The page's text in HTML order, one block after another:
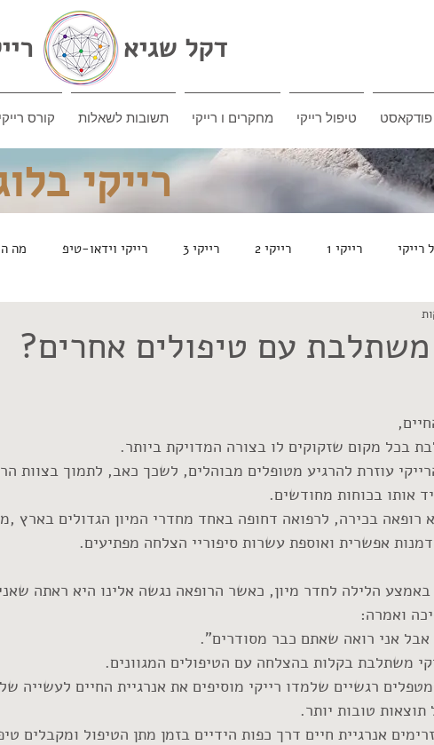
פודקאסט טיפול רייקי מחקרים ו רייקי תשובות לשאלות קורס רייקי 1 אינטרנטי שלם
רייקי
רייקי 1 רייקי 2 רייקי 3 רייקי וידאו-טיפ מה
- משתחררים מהחוטים
משתלבת עם טיפולים אחרים?
עוזרת להרגיע מטופלים מבוהלים, לשכך כאב, לתמוך בצוות
אותו בכוחות מחודשים.
רופאה בכירה, לרפואה דחופה באחד מחדרי המיון הגדולים בארץ
אפשרית ואוספת עשרות סיפוריי הצלחה מפתיעים.
באמצע הלילה לחדר מיון, כאשר הרופאה נגשה אלינו היא ראתה
ואמרה:
אבל אני רואה שאתם כבר מסודרים".
משתלבת בקלות בהצלחה עם הטיפולים המגוונים.
רגשיים שלמדו רייקי מוסיפים את אנרגיית החיים לעשייה
תוצאות טובות יותר.
אנרגיית חיים דרך כפות הידיים בזמן מתן הטיפול ומקבלים